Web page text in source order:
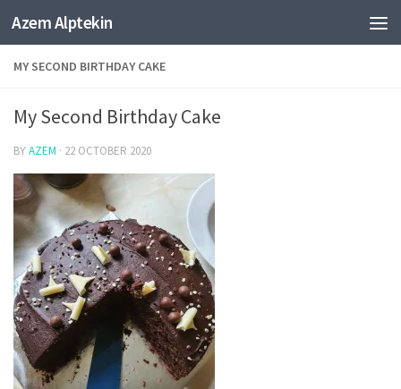
Skip to content
Azem Alptekin
MY SECOND BIRTHDAY CAKE
My Second Birthday Cake
BYAZEM · 22 OCTOBER 2020